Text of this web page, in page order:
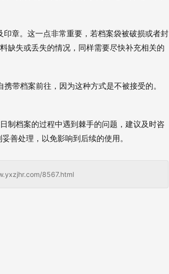
章。这一点非常重要，若档案袋被破损或者封
缺失或丢失的情况，同样需要尽快补充相关的
带档案前往，因为这种方式是不被接受的。
制档案的过程中遇到棘手的问题，建议及时咨
善处理，以免影响到后续的使用。
8567.html